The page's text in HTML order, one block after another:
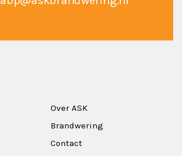
Over ASK
Brandwering
Contact